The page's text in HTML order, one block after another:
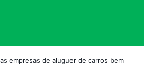
empresas de aluguer de carros bem